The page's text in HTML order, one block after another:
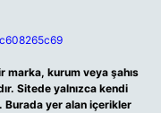
marka, kurum veya şahıs
Sitede yalnızca kendi
Burada yer alan içerikler